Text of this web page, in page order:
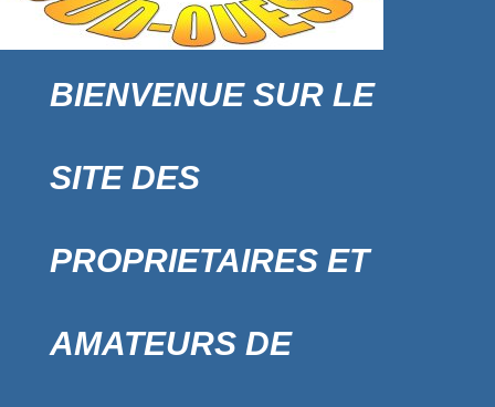
BIENVENUE SUR LE
SITE DES
PROPRIETAIRES ET
AMATEURS DE